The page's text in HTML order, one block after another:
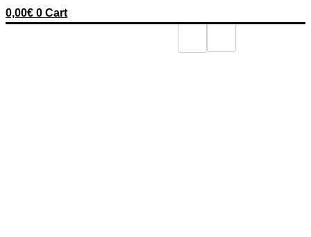
0,00€ 0 Cart